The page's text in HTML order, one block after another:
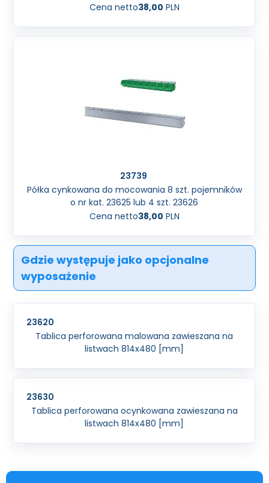
Cena netto38,00 PLN
23739
Półka cynkowana do mocowania 8 szt. pojemników
o nr kat. 23625 lub 4 szt. 23626
Cena netto38,00 PLN
Gdzie występuje jako opcjonalne
wyposażenie
23620
Tablica perforowana malowana zawieszana na
listwach 814x480 [mm]
23630
Tablica perforowana ocynkowana zawieszana na
listwach 814x480 [mm]